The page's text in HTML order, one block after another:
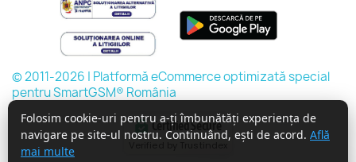
Folosim cookie-uri pentru a-ți îmbunătăți experiența de
navigare pe site-ul nostru. Continuând, ești de acord. Află
mai multe
© 2011-2026 | Platformă eCommerce optimizată special
pentru SmartGSM® România
Certified Secure